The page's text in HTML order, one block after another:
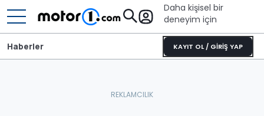
Daha kişisel bir
deneyim için
KAYIT OL / GİRİŞ YAP
Haberler